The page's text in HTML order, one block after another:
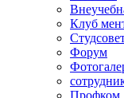
Клуб
Форум
Профком